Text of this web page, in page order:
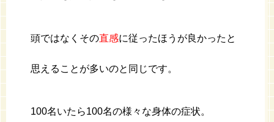
頭ではなくその直感に従ったほうが良かったと
思えることが多いのと同じです。
100名いたら100名の様々な身体の症状。